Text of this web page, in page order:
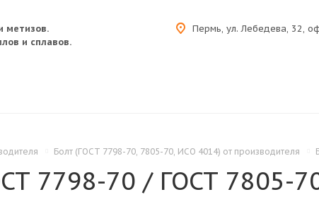
метизов.
и сплавов.
Пермь, ул. Лебедева, 32,
Болт (ГОСТ 7798-70, 7805-70, ИСО 4014) от производителя
7798-70 / ГОСТ 7805-